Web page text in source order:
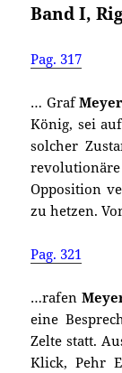
Band I,
Pag. 317
… Graf
König, sei
solcher
revolutionäre
Opposition
zu hetzen.
Pag. 321
…rafen
eine
Zelte statt.
Klick, Pehr